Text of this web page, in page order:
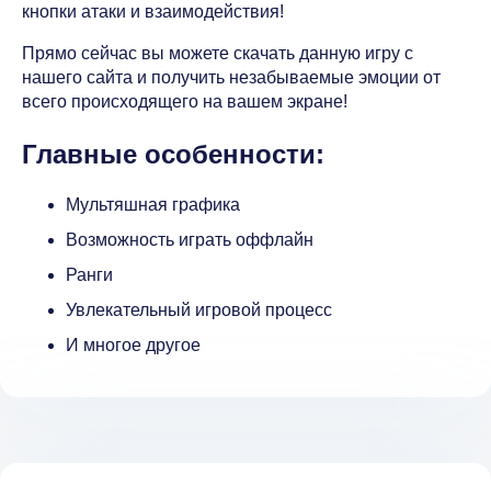
кнопки атаки и взаимодействия!
Прямо сейчас вы можете скачать данную игру с
нашего сайта и получить незабываемые эмоции от
всего происходящего на вашем экране!
Главные особенности:
Мультяшная графика
Возможность играть оффлайн
Ранги
Увлекательный игровой процесс
И многое другое